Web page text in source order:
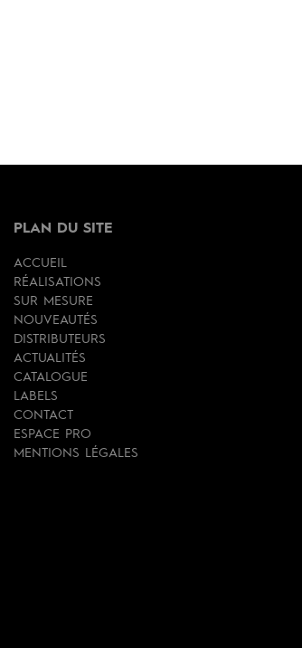
PLAN DU SITE
ACCUEIL
RÉALISATIONS
SUR MESURE
NOUVEAUTÉS
DISTRIBUTEURS
ACTUALITÉS
CATALOGUE
LABELS
CONTACT
ESPACE PRO
MENTIONS LÉGALES